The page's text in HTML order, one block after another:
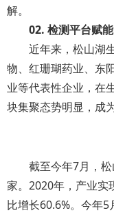
解。
02. 检测平台赋能
近年来，松山湖生
物、红珊瑚药业、东
业等代表性企业，在
块集聚态势明显，成
截至今年7月，松
家。2020年，产业实
比增长60.6%。今年